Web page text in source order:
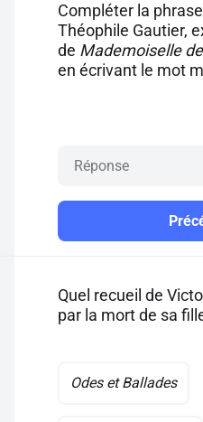
Compléter la
Théophile Gautier,
de Mademoiselle
en écrivant le mot
Quel recueil de
par la mort de sa
Odes et Ballades